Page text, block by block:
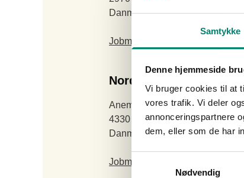
Samtykke
Denne hjemmeside
Vi bruger cookies til at
vores trafik. Vi deler
annonceringspartnere
dem, eller som de har
Samtykkevalg
Nødvendig
Danmark
Jobmuligheder hos FMC
Nordisk Alkali
Anemonevænget 2
4330 Hvalsø
Danmark
Jobmuligheder hos Nordisk